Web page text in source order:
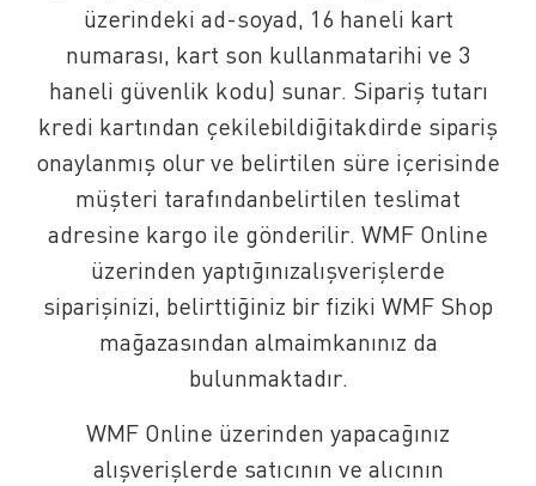
üzerindeki ad-soyad, 16 haneli kart
numarası, kart son kullanmatarihi ve 3
haneli güvenlik kodu) sunar. Sipariş tutarı
kredi kartından çekilebildiğitakdirde sipariş
onaylanmış olur ve belirtilen süre içerisinde
müşteri tarafındanbelirtilen teslimat
adresine kargo ile gönderilir. WMF Online
üzerinden yaptığınızalışverişlerde
siparişinizi, belirttiğiniz bir fiziki WMF Shop
mağazasından almaimkanınız da
bulunmaktadır.
WMF Online üzerinden yapacağınız
alışverişlerde satıcının ve alıcının